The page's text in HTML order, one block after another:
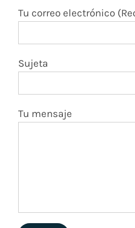
Tu correo electrónico
Sujeta
Tu mensaje